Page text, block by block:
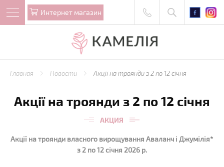
Интернет магазин
Главная Новости Акції на троянди з 2 по 12 січня
Акції на троянди з 2 по 12 січня
АКЦИЯ
Акції на троянди власного вирощування Аваланч і Джумілія*
з 2 по 12 січня 2026 р.